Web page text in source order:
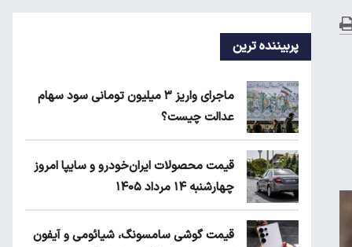
پربیننده ترین
ماجرای واریز ۳ میلیون تومانی سود سهام
عدالت چیست؟
قیمت محصولات ایران‌خودرو و سایپا امروز
چهارشنبه ۱۴ مرداد ۱۴۰۵
قیمت گوشی سامسونگ، شیائومی و آیفون